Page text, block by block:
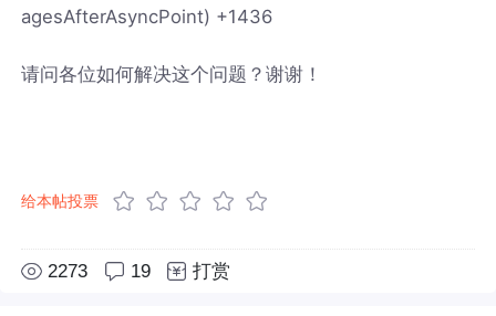
agesAfterAsyncPoint) +1436
请问各位如何解决这个问题？谢谢！
给本帖投票
2273 19 打赏